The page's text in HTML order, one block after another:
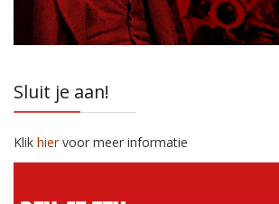
Sluit je aan!
Klik hiervoor meer informatie